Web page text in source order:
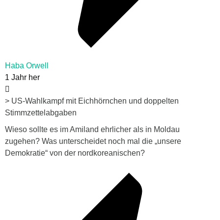
Haba Orwell
1 Jahr her
> US-Wahlkampf mit Eichhörnchen und doppelten
Stimmzettelabgaben
Wieso sollte es im Amiland ehrlicher als in Moldau
zugehen? Was unterscheidet noch mal die „unsere
Demokratie“ von der nordkoreanischen?